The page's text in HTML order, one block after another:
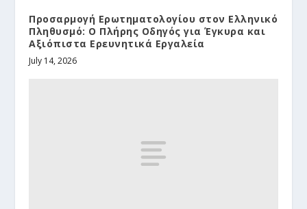
Προσαρμογή Ερωτηματολογίου στον Ελληνικό
Πληθυσμό: Ο Πλήρης Οδηγός για Έγκυρα και
Αξιόπιστα Ερευνητικά Εργαλεία
July 14, 2026